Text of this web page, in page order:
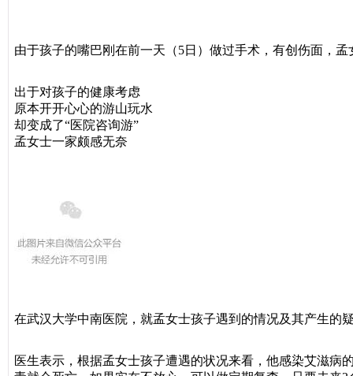
由于孩子的嘴巴刚在前一天（5日）做过手术，有创伤面，
出于对孩子的健康考虑
原本开开心心的游山玩水
却变成了“医院咨询游”
孟女士一家颇感无奈
在武汉大学中南医院，就孟女士孩子遇到的情况及其产生的
医生表示，根据孟女士孩子遭遇的状况来看，他感染艾滋病